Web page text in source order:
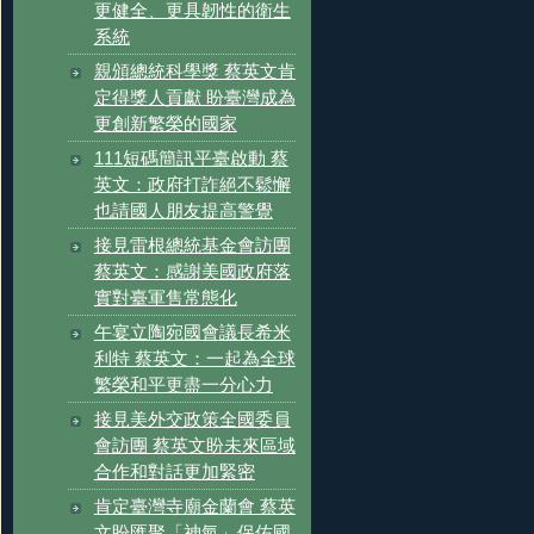
更健全、更具韌性的衛生
系統
親頒總統科學獎 蔡英文肯
定得獎人貢獻 盼臺灣成為
更創新繁榮的國家
111短碼簡訊平臺啟動 蔡
英文：政府打詐絕不鬆懈
也請國人朋友提高警覺
接見雷根總統基金會訪團
蔡英文：感謝美國政府落
實對臺軍售常態化
午宴立陶宛國會議長希米
利特 蔡英文：一起為全球
繁榮和平更盡一分心力
接見美外交政策全國委員
會訪團 蔡英文盼未來區域
合作和對話更加緊密
肯定臺灣寺廟金蘭會 蔡英